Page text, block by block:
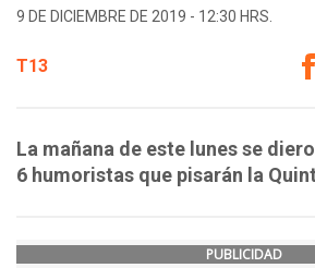
9 DE DICIEMBRE DE 2019 - 12:30 HRS.
T13
La mañana de este lunes se
6 humoristas que pisarán la
PUBLICIDAD